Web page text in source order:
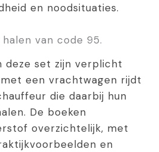
en noodsituaties.
van code 95.
deze set zijn verplicht
een vrachtwagen rijdt
die daarbij hun
De boeken
overzichtelijk, met
en